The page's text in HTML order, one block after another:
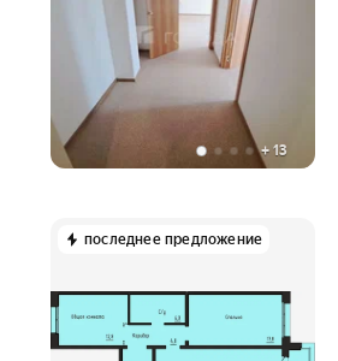
+ 13
последнее предложение